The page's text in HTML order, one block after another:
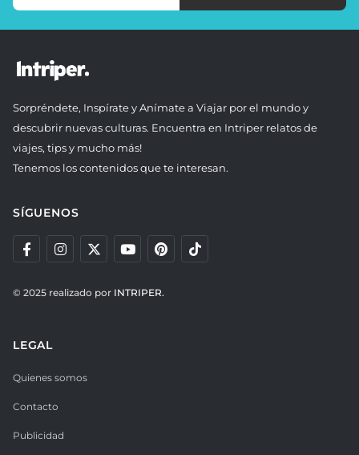
Sorpréndete, Inspírate y Anímate a Viajar por el mundo y
descubrir nuevas culturas. Encuentra en Intriper relatos de
viajes, tips y mucho más!
Tenemos los contenidos que te interesan.
SÍGUENOS
© 2025 realizado por INTRIPER.
LEGAL
Quienes somos
Contacto
Publicidad